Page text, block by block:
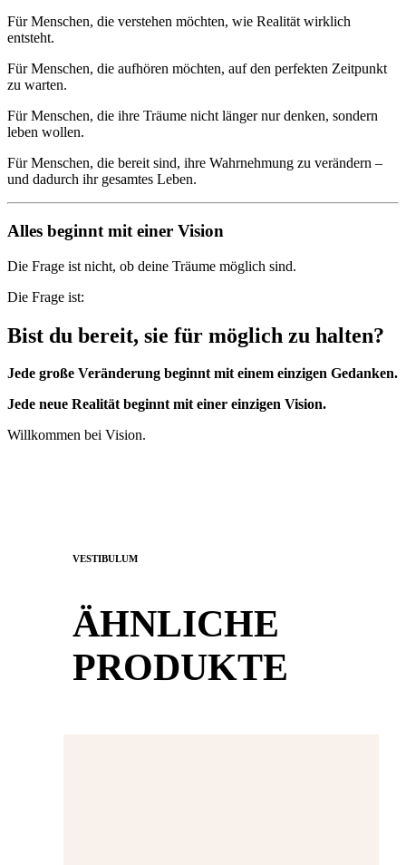
Für Menschen, die verstehen möchten, wie Realität wirklich
entsteht.
Für Menschen, die aufhören möchten, auf den perfekten Zeitpunkt
zu warten.
Für Menschen, die ihre Träume nicht länger nur denken, sondern
leben wollen.
Für Menschen, die bereit sind, ihre Wahrnehmung zu verändern –
und dadurch ihr gesamtes Leben.
Alles beginnt mit einer Vision
Die Frage ist nicht, ob deine Träume möglich sind.
Die Frage ist:
Bist du bereit, sie für möglich zu halten?
Jede große Veränderung beginnt mit einem einzigen Gedanken.
Jede neue Realität beginnt mit einer einzigen Vision.
Willkommen bei Vision.
VESTIBULUM
ÄHNLICHE
PRODUKTE